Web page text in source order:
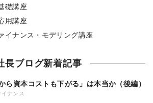
礎講座
用講座
イナンス・モデリング講座
長ブログ新着記事
ナンス
ら資本コストも下がる」は本当か（後編）